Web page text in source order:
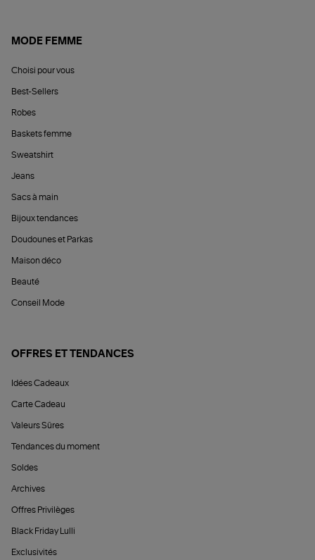
MODE FEMME
Choisi pour vous
Best-Sellers
Robes
Baskets femme
Sweatshirt
Jeans
Sacs à main
Bijoux tendances
Doudounes et Parkas
Maison déco
Beauté
Conseil Mode
OFFRES ET TENDANCES
Idées Cadeaux
Carte Cadeau
Valeurs Sûres
Tendances du moment
Soldes
Archives
Offres Privilèges
Black Friday Lulli
Exclusivités